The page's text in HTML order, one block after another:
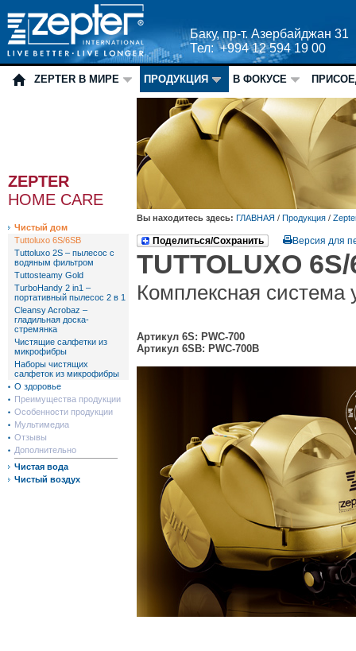
Баку, пр-т. Азербайджан 31
Тел: +994 12 594 19 00
ZEPTER В МИРЕ ПРОДУКЦИЯ В ФОКУСЕ
ZEPTER
HOME CARE
Чистый дом
Tuttoluxo 6S/6SB
Tuttoluxo 2S – пылесос с
водяным фильтром
Tuttosteamy Gold
TurboHandy 2 in1 –
портативный пылесос 2 в 1
Cleansy Acrobaz –
гладильная доска-
стремянка
Чистящие салфетки из
микрофибры
Наборы чистящих
салфеток из микрофибры
О здоровье
Преимущества продукции
Особенности продукции
Мультимедиа
Отзывы
Дополнительно
Чистая вода
Чистый воздух
Вы находитесь здесь: ГЛАВНАЯ / Продукция /
Поделиться/Сохранить Версия для
TUTTOLUXO
Комплексная система
Артикул 6S: PWC-700
Артикул 6SB: PWC-700B